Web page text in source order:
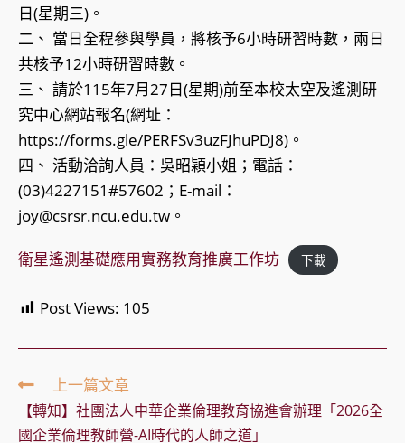
日(星期三)。
二、 當日全程參與學員，將核予6小時研習時數，兩日
共核予12小時研習時數。
三、 請於115年7月27日(星期)前至本校太空及遙測研
究中心網站報名(網址：
https://forms.gle/PERFSv3uzFJhuPDJ8)。
四、 活動洽詢人員：吳昭穎小姐；電話：
(03)4227151#57602；E-mail：
joy@csrsr.ncu.edu.tw。
衛星遙測基礎應用實務教育推廣工作坊 下載
Post Views: 105
Read
more
articles
上一篇文章
【轉知】社團法人中華企業倫理教育協進會辦理「2026全
國企業倫理教師營-AI時代的人師之道」